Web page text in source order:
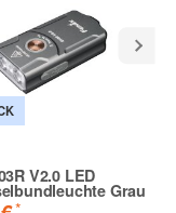
V2.0 LED
Grau
*